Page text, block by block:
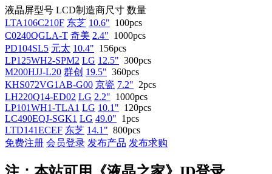
液晶屏型号 LCD制造商尺寸 数量
LTA106C210F 东芝 10.6" 100pcs
C0240QGLA-T 奇美 2.4" 1000pcs
PD104SL5 元太 10.4" 156pcs
LP125WH2-SPM2 LG 12.5" 300pcs
M200HJJ-L20 群创 19.5" 360pcs
KHS072VG1AB-G00 京瓷 7.2" 2pcs
LH220Q14-ED02 LG 2.2" 1000pcs
LP101WH1-TLA1 LG 10.1" 120pcs
LC490EQJ-SGK1 LG 49.0" 1pcs
LTD141ECEF 东芝 14.1" 800pcs
免费注册 会员登录 发布产品 发布求购